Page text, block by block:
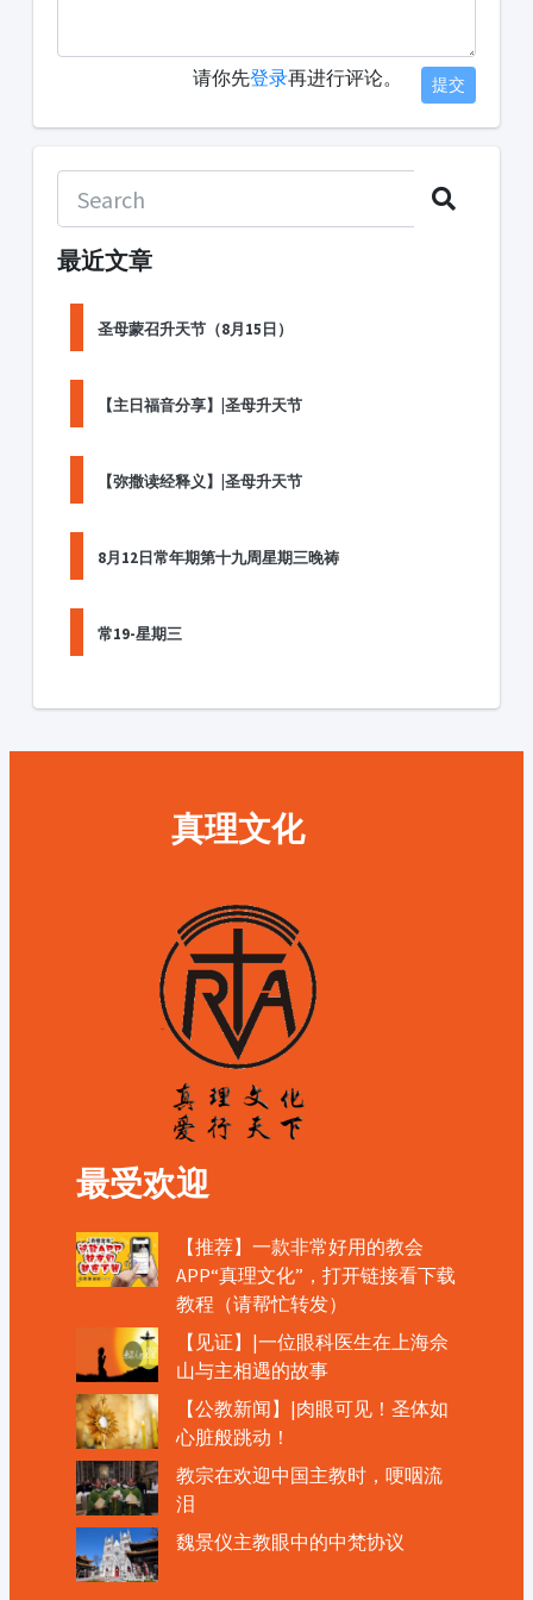
请你先登录再进行评论。 提交
最近文章
圣母蒙召升天节（8月15日）
【主日福音分享】|圣母升天节
【弥撒读经释义】|圣母升天节
8月12日常年期第十九周星期三晚祷
常19-星期三
真理文化
最受欢迎
【推荐】一款非常好用的教会
APP“真理文化”，打开链接看下载
教程（请帮忙转发）
【见证】|一位眼科医生在上海佘
山与主相遇的故事
【公教新闻】|肉眼可见！圣体如
心脏般跳动！
教宗在欢迎中国主教时，哽咽流
泪
魏景仪主教眼中的中梵协议